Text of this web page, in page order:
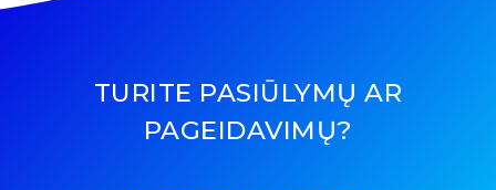
TURITE PASIŪLYMŲ AR
PAGEIDAVIMŲ?